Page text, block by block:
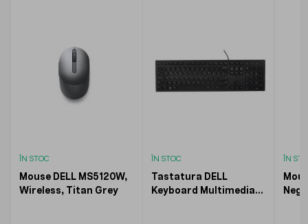
ÎN STOC
Mouse DELL MS5120W,
Wireless, Titan Grey
ÎN STOC
Tastatura DELL
Keyboard Multimedia
ÎN